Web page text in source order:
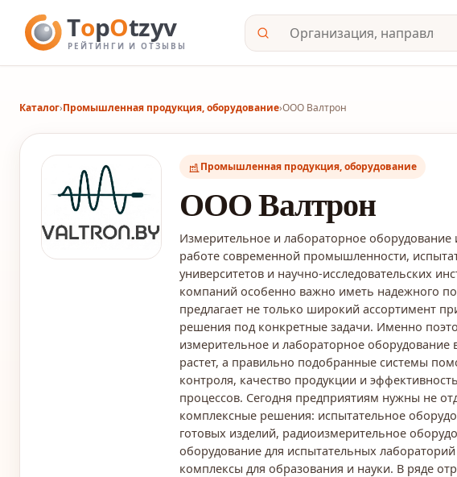
Каталог›Промышленная продукция, оборудование›ООО Валтрон
Промышленная продукция, оборудование
ООО Валтрон
Измерительное и лабораторное оборудование
работе современной промышленности,
университетов и научно-исследовательских
компаний особенно важно иметь надежного
предлагает не только широкий ассортимент
решения под конкретные задачи. Именно
измерительное и лабораторное оборудование
растет, а правильно подобранные системы
контроля, качество продукции и
процессов. Сегодня предприятиям нужны не
комплексные решения: испытательное
готовых изделий, радиоизмерительное
оборудование для испытательных
комплексы для образования и науки. В ряде